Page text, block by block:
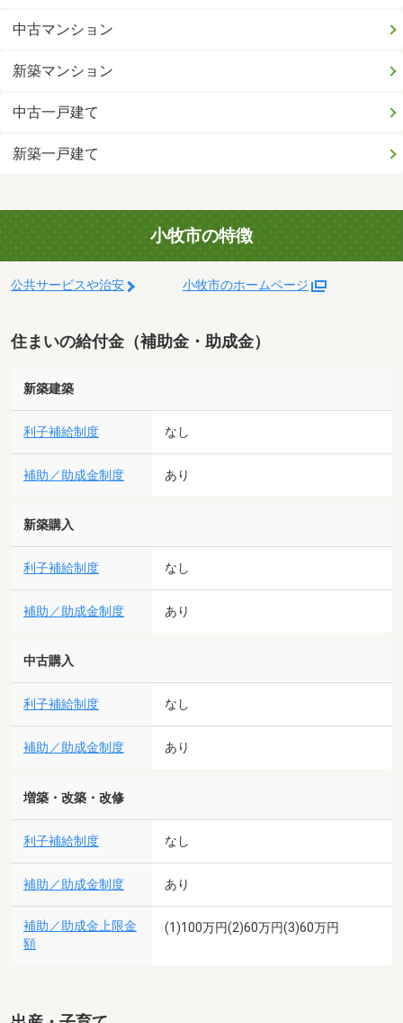
中古マンション
新築マンション
中古一戸建て
新築一戸建て
小牧市の特徴
公共サービスや治安 小牧市のホームページ
住まいの給付金（補助金・助成金）
新築建築
利子補給制度 なし
補助／助成金制度 あり
新築購入
利子補給制度 なし
補助／助成金制度 あり
中古購入
利子補給制度 なし
補助／助成金制度 あり
増築・改築・改修
利子補給制度 なし
補助／助成金制度 あり
補助／助成金上限金
額
(1)100万円(2)60万円(3)60万円